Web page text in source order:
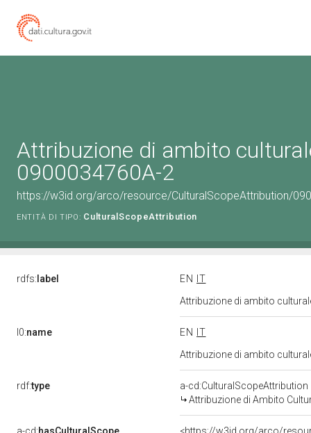
Attribuzione di ambito
0900034760A-2
https://w3id.org/arco/resource/CulturalScopeAttribution/
ENTITÀ DI TIPO: CulturalScopeAttribution
rdfs: label EN
IT
Attribuzione di ambito
l0:name EN
IT
Attribuzione di ambito
rdf:type
a-cd:CulturalScopeAttribution
Attribuzione di Ambito